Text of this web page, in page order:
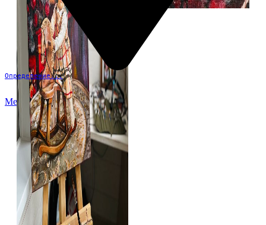
Определение...
Меню